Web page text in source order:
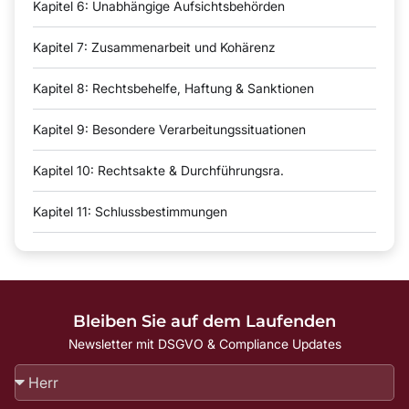
Kapitel 6: Unabhängige Aufsichtsbehörden
Kapitel 7: Zusammenarbeit und Kohärenz
Kapitel 8: Rechtsbehelfe, Haftung & Sanktionen
Kapitel 9: Besondere Verarbeitungssituationen
Kapitel 10: Rechtsakte & Durchführungsra.
Kapitel 11: Schlussbestimmungen
Bleiben Sie auf dem Laufenden
Newsletter mit DSGVO & Compliance Updates